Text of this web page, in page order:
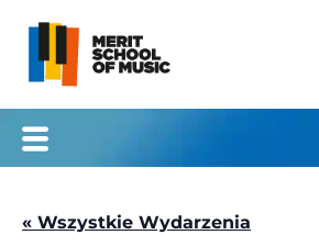
treści
« Wszystkie Wydarzenia